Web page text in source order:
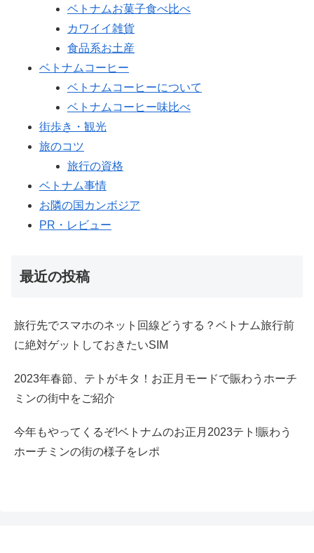
ベトナムお菓子食べ比べ
カワイイ雑貨
食品系お土産
ベトナムコーヒー
ベトナムコーヒーについて
ベトナムコーヒー味比べ
街歩き・観光
旅のコツ
旅行の資格
ベトナム事情
お隣の国カンボジア
PR・レビュー
最近の投稿
旅行先でスマホのネット回線どうする？ベトナム旅行前
に絶対ゲットしておきたいSIM
2023年春節、テトがキタ！お正月モードで賑わうホーチ
ミンの街中をご紹介
今年もやってくるぞ!ベトナムのお正月2023テト!賑わう
ホーチミンの街の様子をレポ